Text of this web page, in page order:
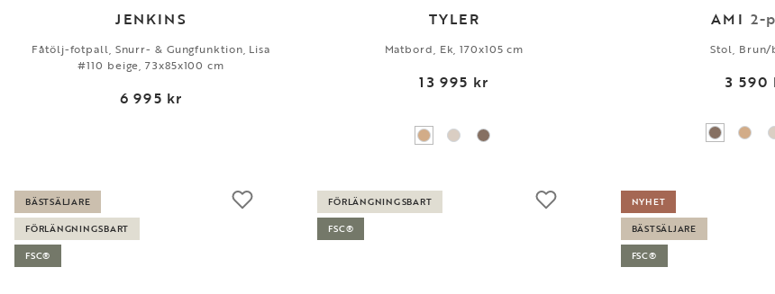
JENKINS
Fåtölj-fotpall, Snurr- & Gungfunktion, Lisa
#110 beige, 73x85x100 cm
6 995 kr
TYLER
Matbord, Ek, 170x105 cm
13 995 kr
AMI 2-
Stol, Brun/
3 590
BÄSTSÄLJARE
FÖRLÄNGNINGSBART
FSC®
FÖRLÄNGNINGSBART
FSC®
NYHET
BÄSTSÄLJARE
FSC®